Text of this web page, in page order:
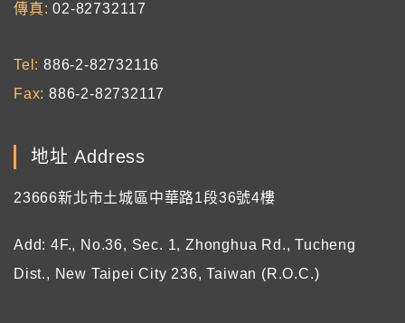
傳真
02-82732117
Tel
886-2-82732116
Fax 886-2-82732117
地址 Address
23666新北市土城區中華路1段36號4樓
Add: 4F., No.36, Sec. 1, Zhonghua Rd., Tucheng
Dist., New Taipei City 236, Taiwan (R.O.C.)